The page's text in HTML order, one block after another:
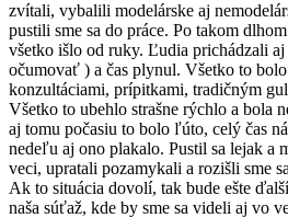
zvítali, vybalili modelárske aj
pustili sme sa do práce. Po takom
všetko išlo od ruky. Ľudia prichádzali
očumovať ) a čas plynul. Všetko to
konzultáciami, prípitkami, tradičným
Všetko to ubehlo strašne rýchlo a bola
aj tomu počasiu to bolo ľúto, celý čas
nedeľu aj ono plakalo. Pustil sa lejak a
veci, upratali pozamykali a rozišli sme
Ak to situácia dovolí, tak bude ešte
naša súťaž, kde by sme sa videli aj vo